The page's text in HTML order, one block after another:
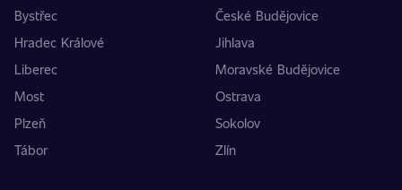
Bystřec
České Budějovice
Hradec Králové
Jihlava
Liberec
Moravské Budějovice
Most
Ostrava
Plzeň
Sokolov
Tábor
Zlín